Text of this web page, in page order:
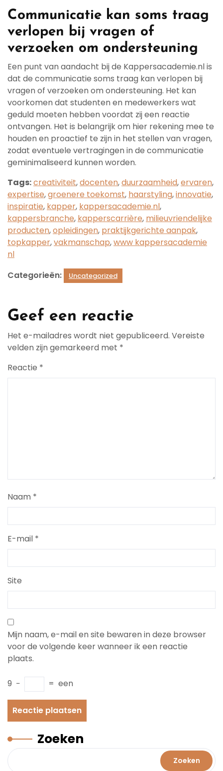
Communicatie kan soms traag
verlopen bij vragen of
verzoeken om ondersteuning
Een punt van aandacht bij de Kappersacademie.nl is
dat de communicatie soms traag kan verlopen bij
vragen of verzoeken om ondersteuning. Het kan
voorkomen dat studenten en medewerkers wat
geduld moeten hebben voordat zij een reactie
ontvangen. Het is belangrijk om hier rekening mee te
houden en proactief te zijn in het stellen van vragen,
zodat eventuele vertragingen in de communicatie
geminimaliseerd kunnen worden.
Tags:creativiteit,docenten,duurzaamheid,ervaren,
expertise,groenere toekomst, haarstyling,innovatie,
inspiratie, kapper, kappersacademie.nl,
kappersbranche, kapperscarrière, milieuvriendelijke
producten,opleidingen, praktijkgerichte aanpak,
topkapper,vakmanschap,www kappersacademie
nl
Categorieën:
Uncategorized
Geef een reactie
Het e-mailadres wordt niet gepubliceerd. Vereiste
velden zijn gemarkeerd met *
Reactie *
Naam *
E-mail *
Site
Mijn naam, e-mail en site bewaren in deze browser
voor de volgende keer wanneer ik een reactie
plaats.
9 − = een
Zoeken
Zoeken